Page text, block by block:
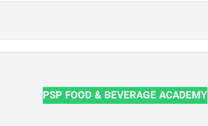
PSP FOOD & BEVERAGE ACADEMY